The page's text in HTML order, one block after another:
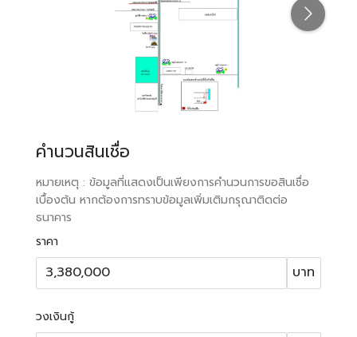
คำนวนสินเชื่อ
หมายเหตุ : ข้อมูลที่แสดงเป็นเพียงการคำนวนการขอสินเชื่อ
เบื้องต้น หากต้องการทราบข้อมูลเพิ่มเติมกรุณาติดต่อ
ธนาคาร
ราคา
บาท
วงเงินกู้